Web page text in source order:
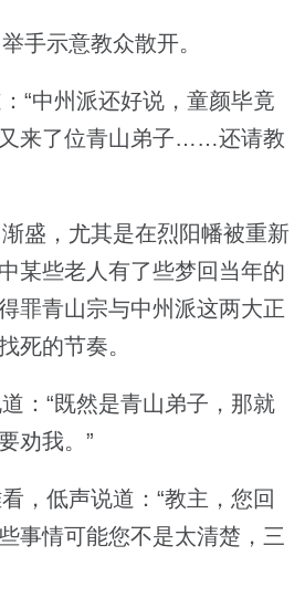
手示意教众散开。
“中州派还好说，童颜毕竟
来了位青山弟子……还请教
盛，尤其是在烈阳幡被重新
某些老人有了些梦回当年的
罪青山宗与中州派这两大正
的节奏。
：“既然是青山弟子，那就
劝我。”
，低声说道：“教主，您回
事情可能您不是太清楚，三